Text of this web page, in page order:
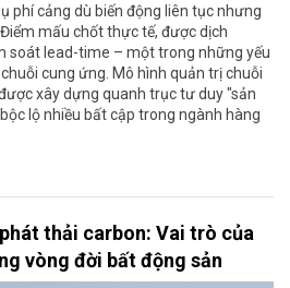
phí cảng dù biến động liên tục nhưng
mấu chốt thực tế, được dịch
soát lead-time – một trong những yếu
cung ứng. Mô hình quản trị chuỗi
xây dựng quanh trục tư duy "sản
lộ nhiều bất cập trong ngành hàng
thải carbon: Vai trò của
vòng đời bất động sản